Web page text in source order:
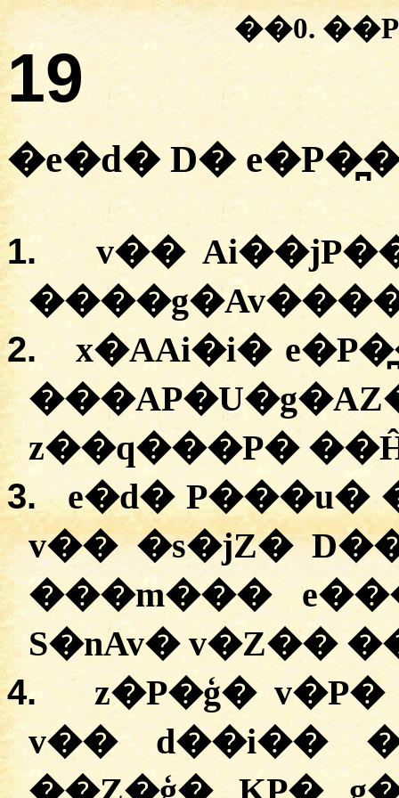
��0. �
19
�e�d�D�
1. v��
�
2. x�AAi�i�
�
z��q���P��
3. e�d� P���u�
v���s�jZ�
���m���
S�nAv� v�Z��
4. z�P�ģ� v�P�
v��
d��i��